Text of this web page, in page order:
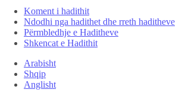
Koment i hadithit
Ndodhi nga hadithet dhe rreth haditheve
Përmbledhje e Haditheve
Shkencat e Hadithit
Arabisht
Shqip
Anglisht